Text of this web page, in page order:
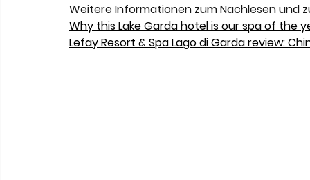
Weitere Informationen zum Nachlesen und
Why this Lake Garda hotel is our spa of the
Lefay Resort & Spa Lago di Garda review: